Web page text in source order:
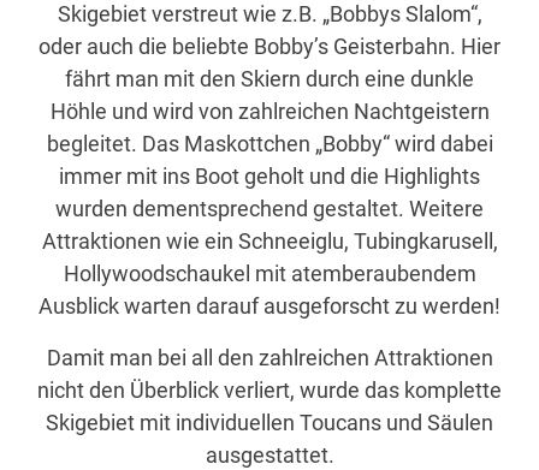
Skigebiet verstreut wie z.B. „Bobbys Slalom“,
oder auch die beliebte Bobby’s Geisterbahn. Hier
fährt man mit den Skiern durch eine dunkle
Höhle und wird von zahlreichen Nachtgeistern
begleitet. Das Maskottchen „Bobby“ wird dabei
immer mit ins Boot geholt und die Highlights
wurden dementsprechend gestaltet. Weitere
Attraktionen wie ein Schneeiglu, Tubingkarusell,
Hollywoodschaukel mit atemberaubendem
Ausblick warten darauf ausgeforscht zu werden!
Damit man bei all den zahlreichen Attraktionen
nicht den Überblick verliert, wurde das komplette
Skigebiet mit individuellen Toucans und Säulen
ausgestattet.